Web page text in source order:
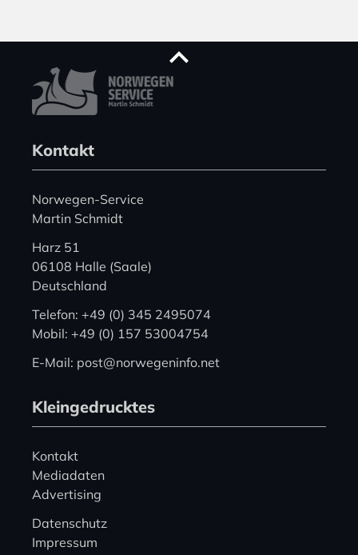
Kontakt
Norwegen-Service
Martin Schmidt
Harz 51
06108 Halle (Saale)
Deutschland
Telefon: +49 (0) 345 2495074
Mobil: +49 (0) 157 53004754
E-Mail: post@norwegeninfo.net
Kleingedrucktes
Kontakt
Mediadaten
Advertising
Datenschutz
Impressum